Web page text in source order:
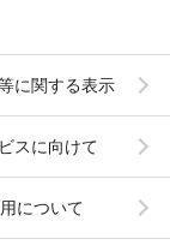
に関する表示
スに向けて
について